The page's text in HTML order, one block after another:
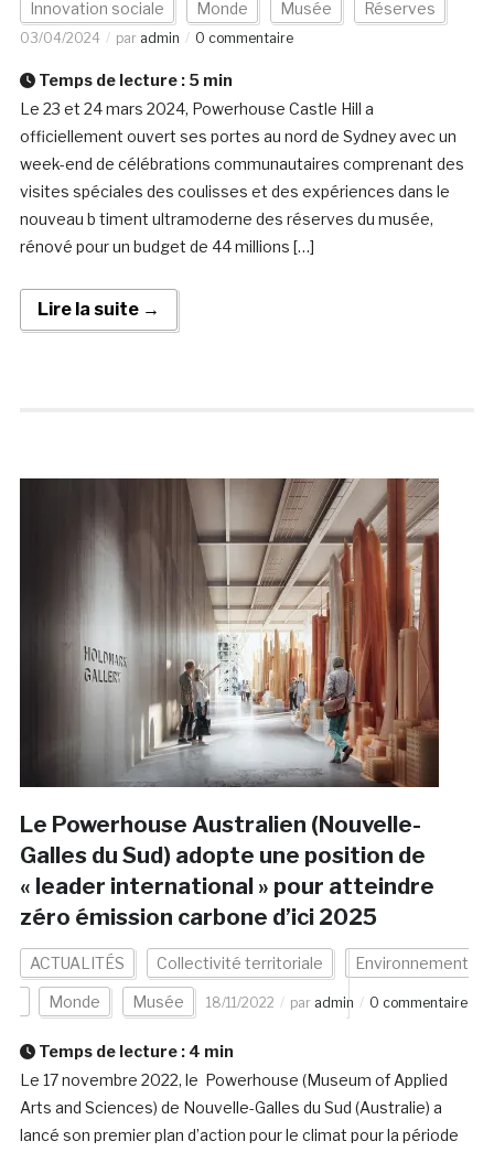
Innovation sociale Monde Musée Réserves
03/04/2024 par admin 0 commentaire
Temps de lecture : 5 min
Le 23 et 24 mars 2024, Powerhouse Castle Hill a
officiellement ouvert ses portes au nord de Sydney avec un
week-end de célébrations communautaires comprenant des
visites spéciales des coulisses et des expériences dans le
nouveau b timent ultramoderne des réserves du musée,
rénové pour un budget de 44 millions […]
Lire la suite →
Le Powerhouse Australien (Nouvelle-
Galles du Sud) adopte une position de
« leader international » pour atteindre
zéro émission carbone d’ici 2025
ACTUALITÉS Collectivité territoriale Environnement
Monde Musée 18/11/2022 par admin 0 commentaire
Temps de lecture : 4 min
Le 17 novembre 2022, le Powerhouse (Museum of Applied
Arts and Sciences) de Nouvelle-Galles du Sud (Australie) a
lancé son premier plan d’action pour le climat pour la période